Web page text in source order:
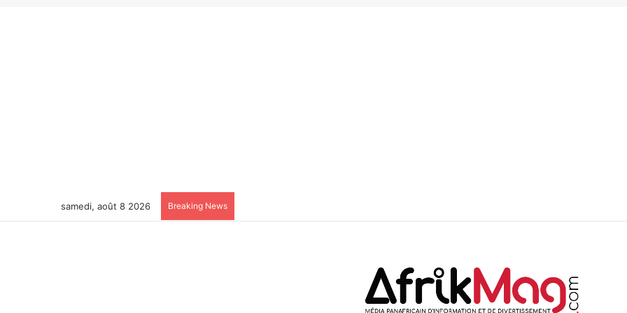
samedi, août 8 2026 Breaking News